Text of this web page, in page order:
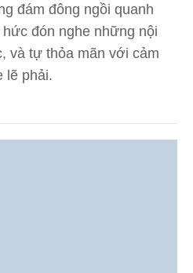
đám đông ngồi quanh
đón nghe những nội
và tự thỏa mãn với cảm
lẽ phải.